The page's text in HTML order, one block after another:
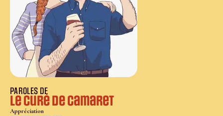
PAROLES DE
Le curé de Camaret
Appréciation